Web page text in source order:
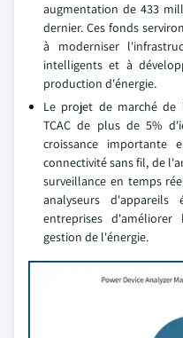
augmentation de 433
dernier. Ces fonds
à moderniser
intelligents et à
production d'énergie.
Le projet de marché de
TCAC de plus de 5%
croissance
connectivité sans fil, de
surveillance en temps
analyseurs
entreprises
gestion de l'énergie.